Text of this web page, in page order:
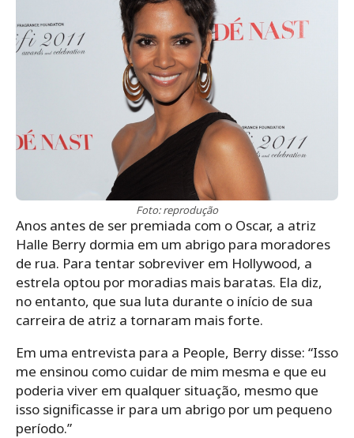
Foto: reprodução
Anos antes de ser premiada com o Oscar, a atriz
Halle Berry dormia em um abrigo para moradores
de rua. Para tentar sobreviver em Hollywood, a
estrela optou por moradias mais baratas. Ela diz,
no entanto, que sua luta durante o início de sua
carreira de atriz a tornaram mais forte.
Em uma entrevista para a People, Berry disse: “Isso
me ensinou como cuidar de mim mesma e que eu
poderia viver em qualquer situação, mesmo que
isso significasse ir para um abrigo por um pequeno
período.”